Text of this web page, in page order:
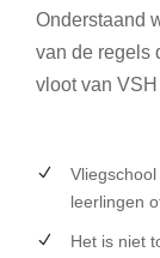
Onderstaand
van de regels
vloot van
leerlingen
Het is niet